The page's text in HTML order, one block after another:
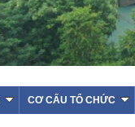
CƠ CẤU TỔ CHỨC